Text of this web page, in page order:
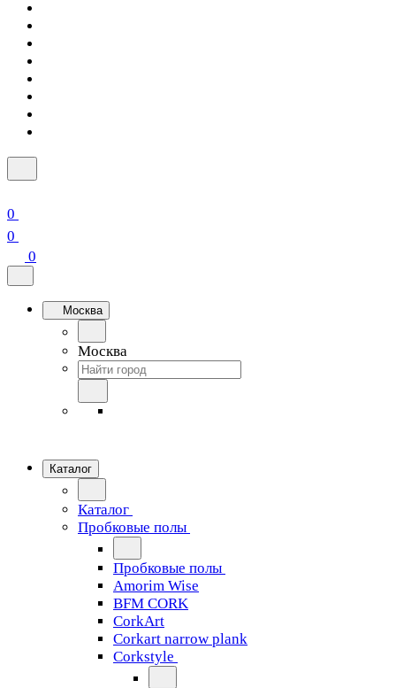
0
0
0
Москва
Москва
Каталог
Каталог
Пробковые полы
Пробковые полы
Amorim Wise
BFM CORK
CorkArt
Corkart narrow plank
Corkstyle